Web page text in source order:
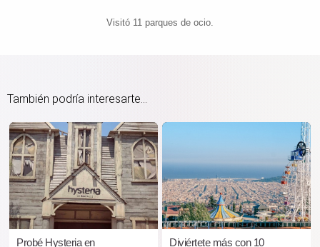
Visitó 11 parques de ocio.
También podría interesarte...
Probé Hysteria en
Diviértete más con 10